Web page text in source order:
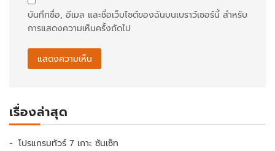
บันทึกชื่อ, อีเมล และชื่อเว็บไซต์ของฉันบนเบราว์เซอร์นี้ สำหรับ
การแสดงความเห็นครั้งถัดไป
เรื่องล่าสุด
โปรแกรมทัวร์ 7 เกาะ ซันเซ็ท